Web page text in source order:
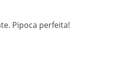
Pipoca perfeita!